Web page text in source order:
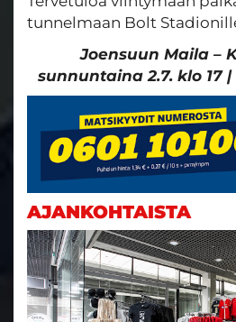
tunnelmaan Bolt
Joensuun Maila –
sunnuntaina 2.7. klo 17 |
AJANKOHTAISTA